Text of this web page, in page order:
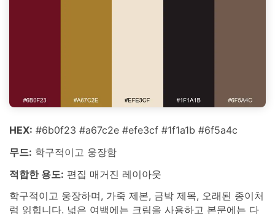
HEX: #6b0f23 #a67c2e #efe3cf #1f1a1b #6f5a4c
무드: 학구적이고 웅장함
적합한 용도: 편집 매거진 레이아웃
학구적이고 웅장하며, 가죽 제본, 금박 제목, 오래된 종이처
럼 읽힙니다. 넓은 여백에는 크림을 사용하고 본문에는 다